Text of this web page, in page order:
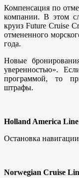
Компенсация по
компании. В этом
круиз Future Cruise
отмененного
года.
Новые
уверенностью».
программой, то
штрафы.
Holland America Line
Остановка
Norwegian Cruise